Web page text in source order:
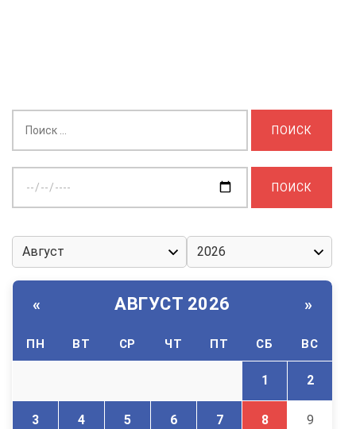
дату:
« АВГУСТ 2026 »
ПН ВТ СР ЧТ ПТ СБ ВС
1 2
3 4 5 6 7 8 9